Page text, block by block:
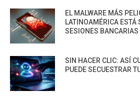
EL MALWARE MÁS
LATINOAMÉRICA ESTÁ
SESIONES BANCARIAS
SIN HACER CLIC: ASÍ
PUEDE SECUESTRAR